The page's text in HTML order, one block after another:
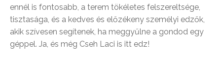
ennél is fontosabb, a terem tökéletes felszereltsége,
tisztasága, és a kedves és előzékeny személyi edzők,
akik szívesen segítenek, ha meggyűlne a gondod egy
géppel. Ja, és még Cseh Laci is itt edz!